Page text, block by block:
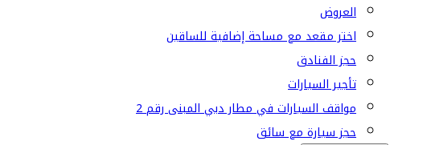
العروض
اختر مقعد مع مساحة إضافية للساقين
حجز الفنادق
تأجير السيارات
مواقف السيارات في مطار دبي المبنى رقم 2
حجز سيارة مع سائق